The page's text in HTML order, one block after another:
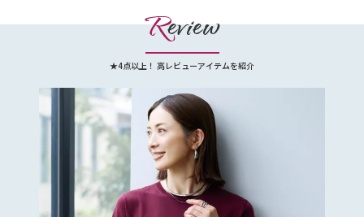
Review
★4点以上！ 高レビューアイテムを紹介